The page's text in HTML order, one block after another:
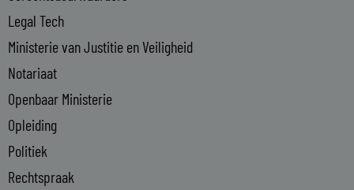
Legal Tech
Ministerie van Justitie en Veiligheid
Notariaat
Openbaar Ministerie
Opleiding
Politiek
Rechtspraak